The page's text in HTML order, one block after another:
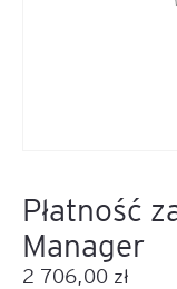
Płatność
Manager
2 706,00 zł